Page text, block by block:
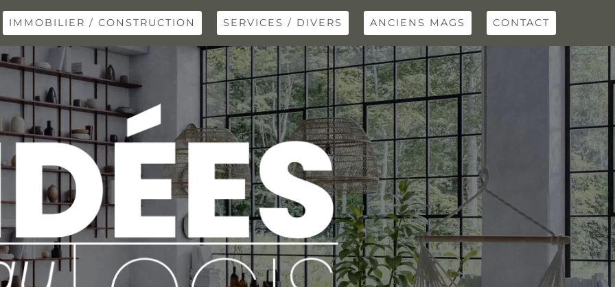
IMMOBILIER / CONSTRUCTION SERVICES / DIVERS ANCIENS MAGS CONTACT